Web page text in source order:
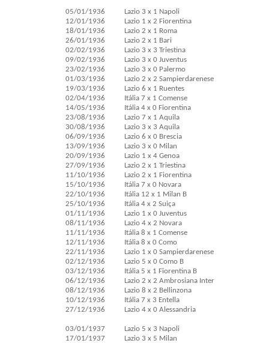
05/01/1936
12/01/1936
18/01/1936
26/01/1936
02/02/1936
09/02/1936
23/02/1936
01/03/1936
19/03/1936
02/04/1936
14/05/1936
23/08/1936
30/08/1936
06/09/1936
13/09/1936
20/09/1936
27/09/1936
11/10/1936
15/10/1936
22/10/1936
25/10/1936
01/11/1936
08/11/1936
11/11/1936
12/11/1936
22/11/1936
02/12/1936
03/12/1936
06/12/1936
08/12/1936
10/12/1936
27/12/1936
03/01/1937
17/01/1937
Lazio 3 x 1 Napoli
Lazio 1 x 2 Fiorentina
Lazio 2 x 1 Roma
Lazio 2 x 1 Bari
Lazio 3 x 3 Triestina
Lazio 3 x 0 Juventus
Lazio 3 x 0 Palermo
Lazio 2 x 2 Sampierdarenese
Lazio 6 x 1 Ruentes
Itália 7 x 1 Comense
Itália 4 x 0 Fiorentina
Lazio 7 x 1 Aquila
Lazio 3 x 3 Aquila
Lazio 6 x 0 Brescia
Lazio 3 x 0 Milan
Lazio 1 x 4 Genoa
Lazio 2 x 1 Triestina
Lazio 2 x 1 Fiorentina
Itália 7 x 0 Novara
Itália 12 x 1 Milan B
Itália 4 x 2 Suiça
Lazio 1 x 0 Juventus
Lazio 4 x 2 Novara
Itália 8 x 1 Comense
Itália 8 x 0 Como
Lazio 1 x 0 Sampierdarenese
Lazio 5 x 0 Como B
Itália 5 x 1 Fiorentina B
Lazio 2 x 2 Ambrosiana Inter
Lazio 8 x 2 Bellinzona
Itália 7 x 3 Entella
Lazio 4 x 0 Alessandria
Lazio 5 x 3 Napoli
Lazio 3 x 5 Milan